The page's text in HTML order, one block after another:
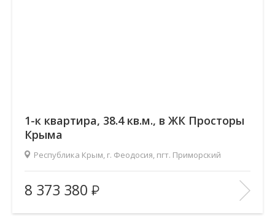
1-к квартира, 38.4 кв.м., в ЖК Просторы
Крыма
Республика Крым, г. Феодосия, пгт. Приморский
Площадь (общ/жил/кух), м2:
38.41/14.76/10.58
Количество комнат:
1
Этаж:
5/9
8 373 380